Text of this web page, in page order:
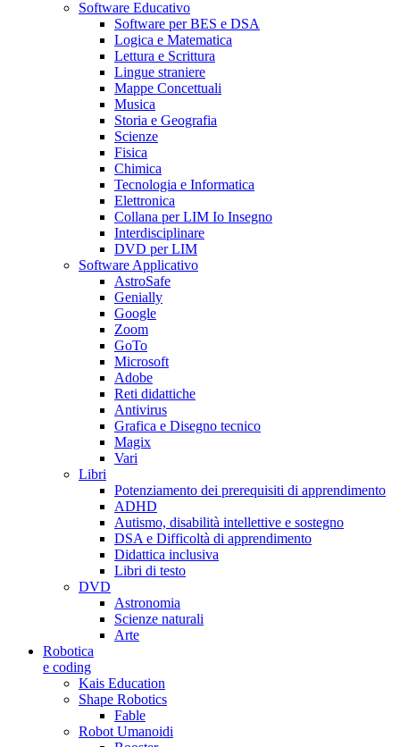
Software Educativo
Software per BES e DSA
Logica e Matematica
Lettura e Scrittura
Lingue straniere
Mappe Concettuali
Musica
Storia e Geografia
Scienze
Fisica
Chimica
Tecnologia e Informatica
Elettronica
Collana per LIM Io Insegno
Interdisciplinare
DVD per LIM
Software Applicativo
AstroSafe
Genially
Google
Zoom
GoTo
Microsoft
Adobe
Reti didattiche
Antivirus
Grafica e Disegno tecnico
Magix
Vari
Libri
Potenziamento dei prerequisiti di apprendimento
ADHD
Autismo, disabilità intellettive e sostegno
DSA e Difficoltà di apprendimento
Didattica inclusiva
Libri di testo
DVD
Astronomia
Scienze naturali
Arte
Robotica
e coding
Kais Education
Shape Robotics
Fable
Robot Umanoidi